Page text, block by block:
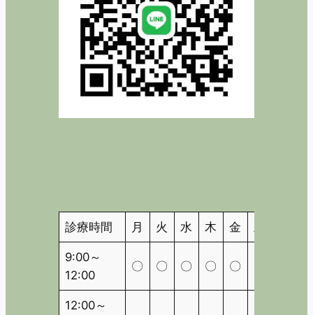
診療時間 月 火 水 木 金
9:00～
12:00
〇 〇 〇 〇 〇
12:00～